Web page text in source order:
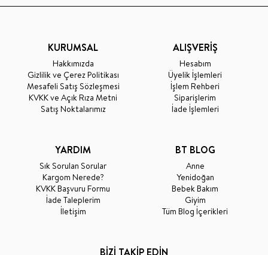
KURUMSAL
Hakkımızda
Gizlilik ve Çerez Politikası
Mesafeli Satış Sözleşmesi
KVKK ve Açık Rıza Metni
Satış Noktalarımız
ALIŞVERİŞ
Hesabım
Üyelik İşlemleri
İşlem Rehberi
Siparişlerim
İade İşlemleri
YARDIM
Sık Sorulan Sorular
Kargom Nerede?
KVKK Başvuru Formu
İade Taleplerim
İletişim
BT BLOG
Anne
Yenidoğan
Bebek Bakım
Giyim
Tüm Blog İçerikleri
BİZİ TAKİP EDİN